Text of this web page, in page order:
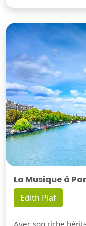
La Musique à
Edith Piaf
Avec son riche